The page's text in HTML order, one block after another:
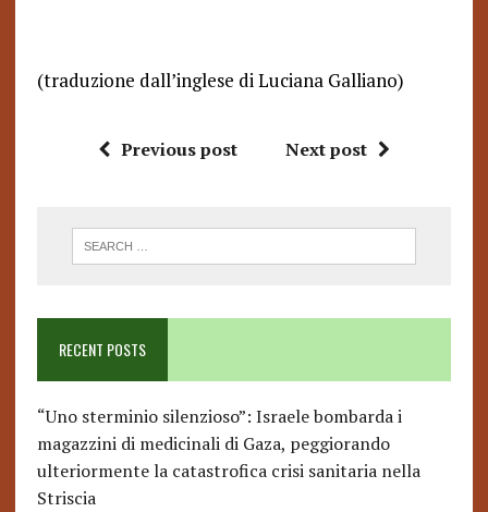
(traduzione dall’inglese di Luciana Galliano)
Previous post Next post
RECENT POSTS
“Uno sterminio silenzioso”: Israele bombarda i
magazzini di medicinali di Gaza, peggiorando
ulteriormente la catastrofica crisi sanitaria nella
Striscia